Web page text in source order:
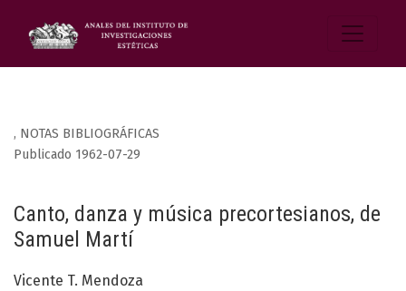
, NOTAS BIBLIOGRÁFICAS
Canto, danza y música precortesianos, de
Samuel Martí
Publicado 1962-07-29
Vicente T. Mendoza